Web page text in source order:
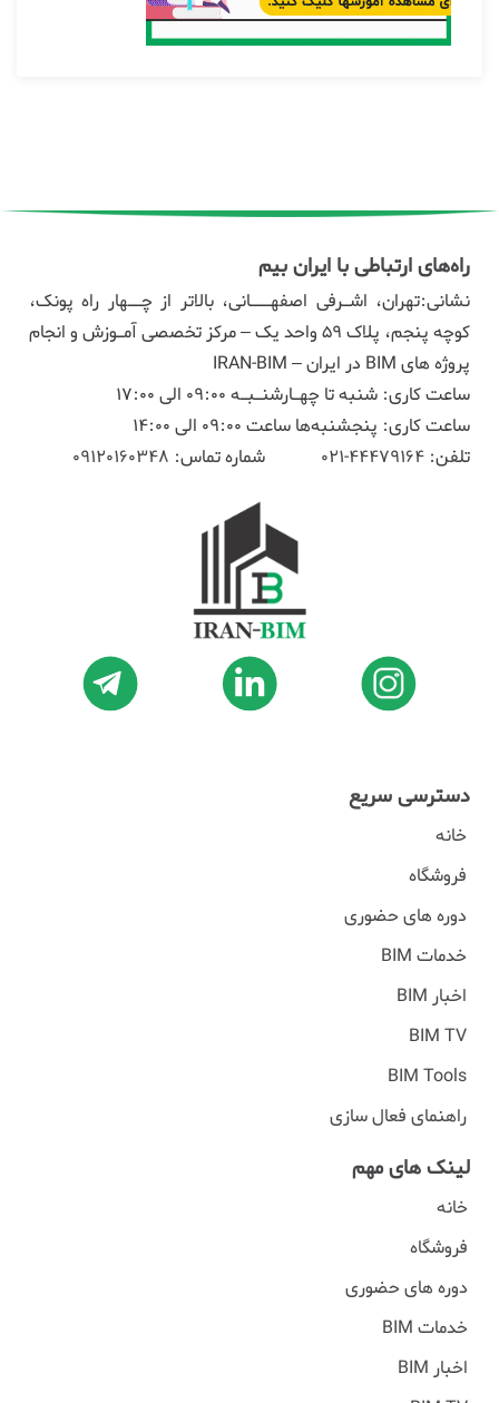
راه‌های ارتباطی با ایران بیم
نشانی:تهران، اشـرفی اصفهـــانی، بالاتر از چــهار راه پونک،
کوچه پنجم، پلاک ۵۹ واحد یک – مرکز تخصصی آمـوزش و انجام
پروژه های BIM در ایران – IRAN-BIM
ساعت کاری: شنبه تا چهـارشنـبـه 09:00 الی 17:00
ساعت کاری: پنجشنبه‌ها ساعت 09:00 الی 14:00
تلفن: 44479164-021 شماره تماس: 09120160348
دسترسی سریع
خانه
فروشگاه
دوره های حضوری
خدمات BIM
اخبار BIM
BIM TV
BIM Tools
راهنمای فعال سازی
لینک های مهم
خانه
فروشگاه
دوره های حضوری
خدمات BIM
اخبار BIM